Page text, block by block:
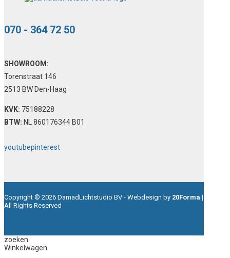
070 - 364 72 50
SHOWROOM:
Torenstraat 146
2513 BW Den-Haag
KVK: 75188228
BTW: NL 860176344 B01
youtubepinterest
Copyright © 2026 DamadLichtstudio BV - Webdesign by 20Forma |
All Rights Reserved
zoeken
Winkelwagen